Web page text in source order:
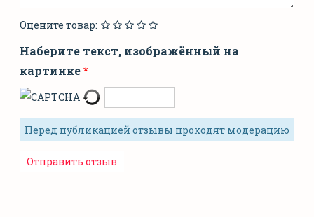
Оцените товар:
Наберите текст, изображённый на
картинке
Перед публикацией отзывы проходят модерацию